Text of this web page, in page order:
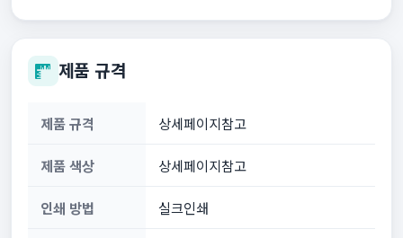
제품 규격
제품 규격 상세페이지참고
제품 색상 상세페이지참고
인쇄 방법 실크인쇄